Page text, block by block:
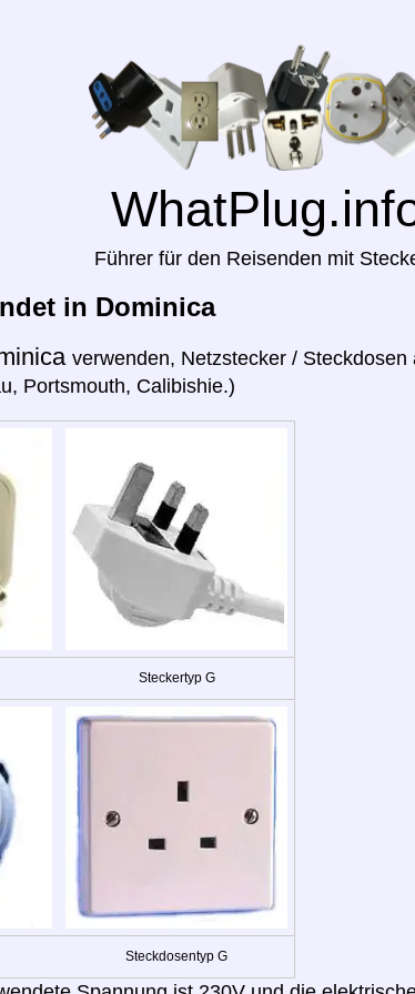
Führer für den Reisenden mit
in Dominica
verwenden, Netzstecker /
Portsmouth, Calibishie.)
Steckertyp G
Steckdosentyp G